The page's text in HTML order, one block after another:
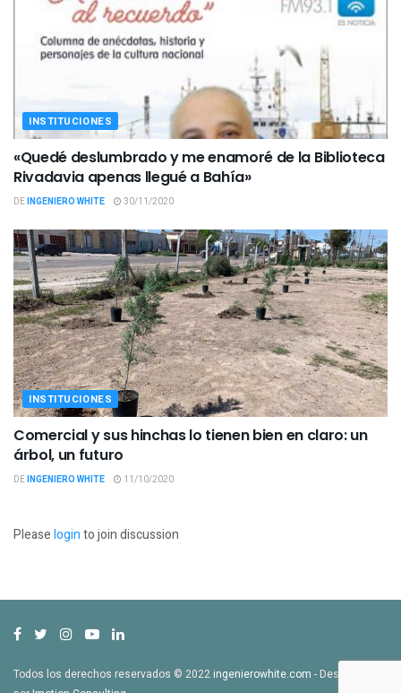
INSTITUCIONES
«Quedé deslumbrado y me enamoré de la Biblioteca
Rivadavia apenas llegué a Bahía»
DEINGENIERO WHITE 30/11/2020
INSTITUCIONES
Comercial y sus hinchas lo tienen bien en claro: un
árbol, un futuro
DEINGENIERO WHITE 11/10/2020
Pleaseloginto join discussion
Todos los derechos reservados © 2022ingenierowhite.com - Desarrollado